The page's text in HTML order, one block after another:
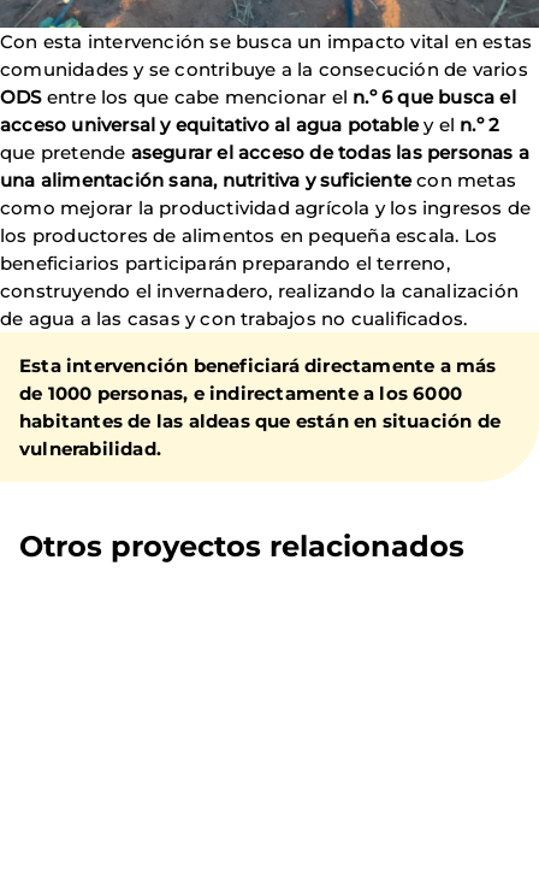
Con esta intervención se busca un impacto vital en estas
comunidades y se contribuye a la consecución de varios
ODS entre los que cabe mencionar el n.º 6 que busca el
acceso universal y equitativo al agua potabley el n.º 2
que pretende asegurar el acceso de todas las personas a
una alimentación sana, nutritiva y suficientecon metas
como mejorar la productividad agrícola y los ingresos de
los productores de alimentos en pequeña escala. Los
beneficiarios participarán preparando el terreno,
construyendo el invernadero, realizando la canalización
de agua a las casas y con trabajos no cualificados.
Esta intervención beneficiará directamente a más
de 1000 personas, e indirectamente a los 6000
habitantes de las aldeas que están en situación de
vulnerabilidad.
Otros proyectos relacionados